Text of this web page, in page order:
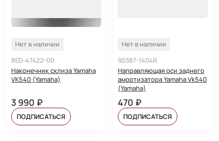
Нет в наличии
8ED-47422-00
Наконечник склиза Yamaha
VK540 (Yamaha)
3 990 ₽
ПОДПИСАТЬСЯ
Нет в наличии
90387-1404R
Направляющая оси заднего
амортизатора Yamaha Vk540
(Yamaha)
470 ₽
ПОДПИСАТЬСЯ